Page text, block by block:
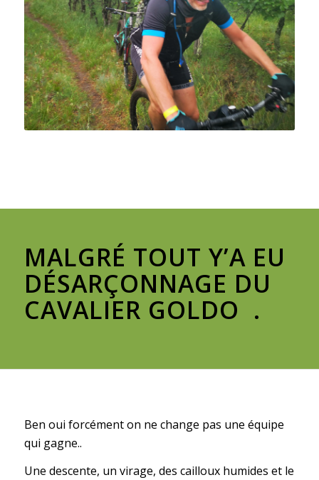
MALGRÉ TOUT Y’A EU
DÉSARÇONNAGE DU
CAVALIER GOLDO .
Ben oui forcément on ne change pas une équipe
qui gagne..
Une descente, un virage, des cailloux humides et le